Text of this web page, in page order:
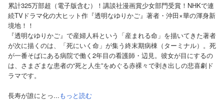
累計325万部超（電子版含む）！講談社漫画賞少女部門受賞！NHKで連
続TVドラマ化の大ヒット作『透明なゆりかご』著者・沖田×華の渾身新
境地！！
『透明なゆりかご』で産婦人科という「産まれる命」を描いてきた著者
が次に描くのは、「死にいく命」が集う終末期病棟（ターミナル）。死
が一番そばにある病院で働く2年目の看護師・辺見。彼女が目にするの
は、さまざまな患者の“死と人生”をめぐる赤裸々で剥き出しの悲喜劇ド
ラマです。
長寿が誰にとっ...もっと読む